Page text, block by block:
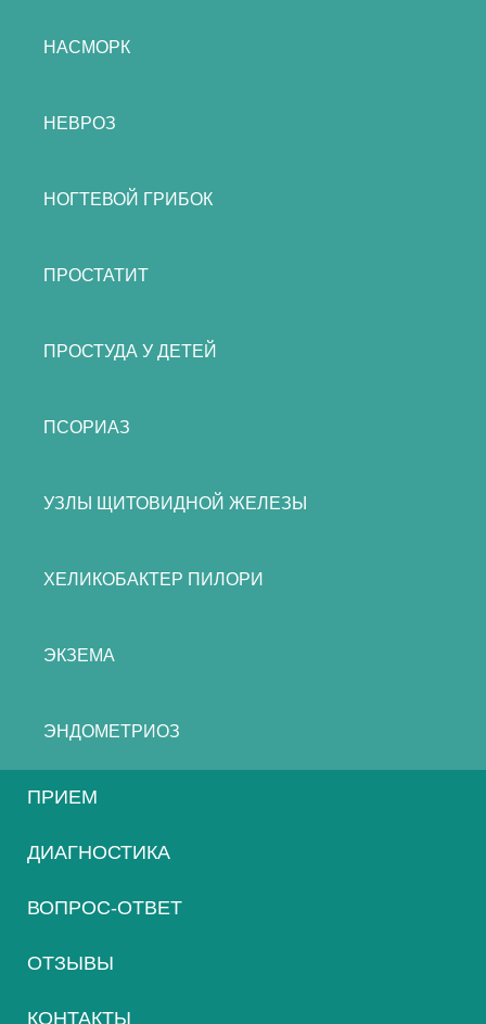
НАСМОРК
НЕВРОЗ
НОГТЕВОЙ ГРИБОК
ПРОСТАТИТ
ПРОСТУДА У ДЕТЕЙ
ПСОРИАЗ
УЗЛЫ ЩИТОВИДНОЙ ЖЕЛЕЗЫ
ХЕЛИКОБАКТЕР ПИЛОРИ
ЭКЗЕМА
ЭНДОМЕТРИОЗ
ПРИЕМ
ДИАГНОСТИКА
ВОПРОС-ОТВЕТ
ОТЗЫВЫ
КОНТАКТЫ